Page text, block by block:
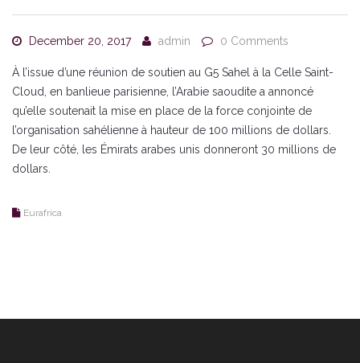
December 20, 2017 admin 0 Comments
À l’issue d’une réunion de soutien au G5 Sahel à la Celle Saint-
Cloud, en banlieue parisienne, l’Arabie saoudite a annoncé
qu’elle soutenait la mise en place de la force conjointe de
l’organisation sahélienne à hauteur de 100 millions de dollars.
De leur côté, les Émirats arabes unis donneront 30 millions de
dollars.
Eurafrica